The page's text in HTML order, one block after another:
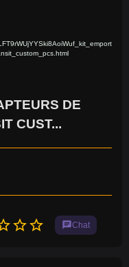
DE
CUST...
star_borderstar_border chatChat